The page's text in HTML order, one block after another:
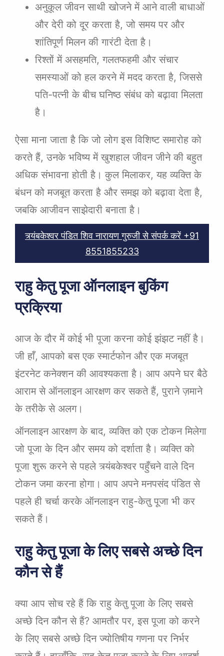
अनुकूल जीवन साथी खोजने में आने वाली बाधाओं
और देरी को दूर करता है, जो समय पर और
शांतिपूर्ण मिलन की गारंटी देता है।
रिश्तों में असहमति, गलतफहमी और संचार
समस्याओं को हल करने में मदद करता है, जिससे
पति-पत्नी के बीच घनिष्ठ संबंध को बढ़ावा मिलता
है।
ऐसा माना जाता है कि जो लोग इस विशिष्ट समारोह को
करते हैं, उनके भविष्य में खुशहाल जीवन जीने की बहुत
अधिक संभावना होती है। कुल मिलाकर, यह व्यक्ति के
बंधन को मजबूत करता है और समझ को बढ़ावा देता है,
जबकि आजीवन साझेदारी बनाता है।
त्र्यंबकेश्वर पंडित शिव नारायण गुरुजी से संपर्क करें +91
8551855233
राहु केतु पूजा ऑनलाइन बुकिंग
प्रक्रिया
आज के दौर में कोई भी पूजा करना कोई झंझट नहीं है।
जी हाँ, आपको बस एक स्मार्टफोन और एक मजबूत
इंटरनेट कनेक्शन की आवश्यकता है। आप अपने घर बैठे
आराम से ऑनलाइन आरक्षण कर सकते हैं, पुराने ज़माने
के तरीके से अलग।
ऑनलाइन आरक्षण के बाद, व्यक्ति को एक टोकन मिलेगा
जो पूजा के दिन और समय को दर्शाता है। व्यक्ति को
पूजा शुरू करने से पहले त्र्यंबकेश्वर पहुँचने वाले दिन
टोकन जमा करना होगा। आप अपने मनपसंद पंडित से
पहले ही चर्चा करके ऑनलाइन राहु-केतु पूजा भी कर
सकते हैं।
राहु केतु पूजा के लिए सबसे अच्छे दिन
कौन से हैं
क्या आप सोच रहे हैं कि राहु केतु पूजा के लिए सबसे
अच्छे दिन कौन से हैं? आमतौर पर, इस पूजा को करने
के लिए सबसे अच्छे दिन ज्योतिषीय गणना पर निर्भर